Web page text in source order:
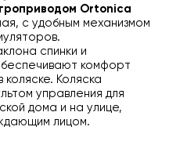
Ortonica
с удобным механизмом
спинки и
комфорт
Коляска
управления для
дома и на улице,
лицом.